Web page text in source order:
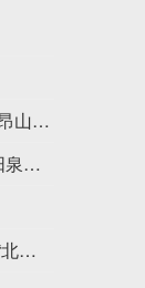
东盟轮值主席国：我们期待特使获准进入缅甸，会见包括昂山素季在内的所有相关各方。
8月7日上午，山西省自然资源厅和山西省气象局联合发布地质灾害气象风险预警，预计8月7日8时至8月8日8时，阳泉市城区、矿区、郊区、平定县、盂县、长治市平顺县、晋城市陵川县、临汾市襄汾县部分区域地质灾害气象风险预警级别为三级（黄色预警），发生地质灾害的风险较高。上述地区政府、部门和群众应根据预警等级采取相应的防范措施，加强雨前排查、雨中巡查、雨后核查。此外，山西省水利厅和山西省气象局联合发布山洪灾害气象风险预警。
今天虽然是立秋节气，但北京的热浪不减，高温反而比前两天来得更早。记者从北京市气象台了解到，截至11时20分，代表“北京温度”的观象台，气温已经飙升至35.1°C，触及35°C的高温线，北京高温日再+1。 高温黄色预警三天，北京连续三天出现高温日。记者统计发现，截至今天，今夏北京已出现9个高温日，分别为5月30日、7月3日、7月15日、8月1日、8月2日、8月3日、8月5日、8月6日和8月7日。8月以来，北京持续高温高湿，前7天已出现6个高温日，而且都是“三天连续来”。（北京日报）